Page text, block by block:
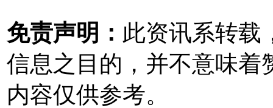
免责声明： 此资讯系转载
信息之目的，并不意味着
内容仅供参考。